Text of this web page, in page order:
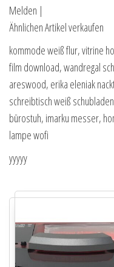
Melden |
Ähnlichen Artikel verkaufen
kommode weiß flur, vitrine
film download, wandregal
areswood, erika eleniak
schreibtisch weiß
bürostuh, imarku messer,
lampe wofi
yyyyy